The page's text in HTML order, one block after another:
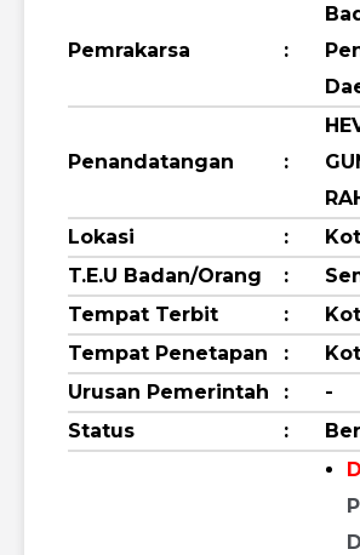
Pemrakarsa :
Penandatangan :
Lokasi
:
T.E.U Badan/Orang
:
Tempat Terbit
:
Tempat Penetapan
:
Urusan Pemerintah
:
-
Status
: